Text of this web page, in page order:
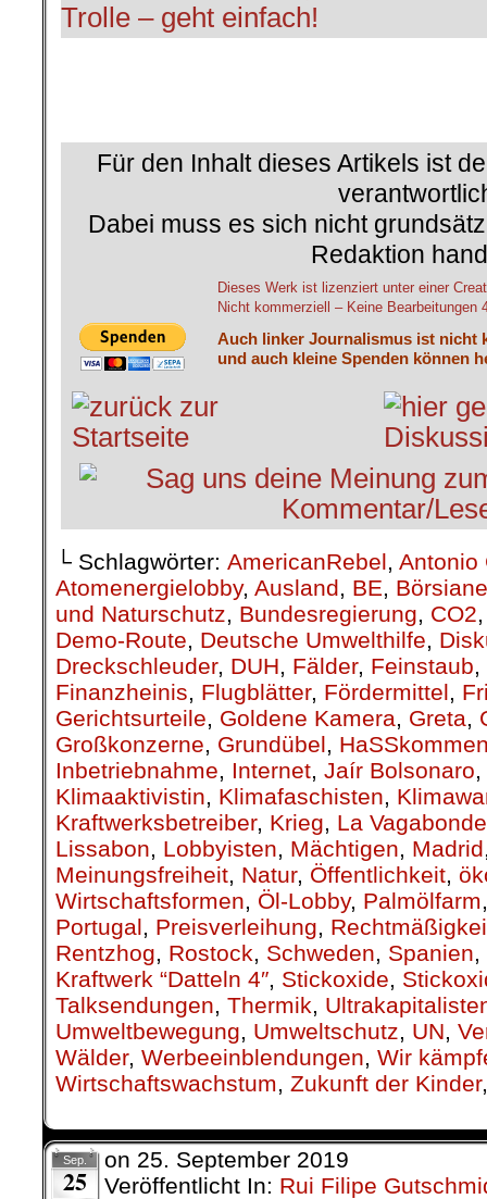
Trolle – geht einfach!
Für den Inhalt dieses Artikels ist
Dabei muss es sich nicht
Redaktion
Dieses Werk ist lizenziert unter einer
Nicht kommerziell – Keine Bearbeitungen
Auch linker Journalismus ist nicht
und auch kleine Spenden können
└ Schlagwörter: AmericanRebel, Antonio
Atomenergielobby, Ausland, BE,
und Naturschutz, Bundesregierung, CO2
Demo-Route, Deutsche Umwelthilfe,
Dreckschleuder, DUH, Fälder, Feinstaub,
Finanzheinis, Flugblätter, Fördermittel,
Gerichtsurteile, Goldene Kamera, Greta,
Großkonzerne, Grundübel,
Inbetriebnahme, Internet, Jaír Bolsonaro,
Klimaaktivistin, Klimafaschisten,
Kraftwerksbetreiber, Krieg, La Vagabonde
Lissabon, Lobbyisten, Mächtigen, Madrid
Meinungsfreiheit, Natur, Öffentlichkeit,
Wirtschaftsformen, Öl-Lobby, Palmölfarm
Portugal, Preisverleihung,
Rentzhog, Rostock, Schweden, Spanien,
Kraftwerk “Datteln 4″, Stickoxide,
Talksendungen, Thermik,
Umweltbewegung, Umweltschutz, UN,
Wälder, Werbeeinblendungen, Wir
Wirtschaftswachstum, Zukunft der Kinder
Sep.
25
on 25. September 2019
Veröffentlicht In: Rui Filipe